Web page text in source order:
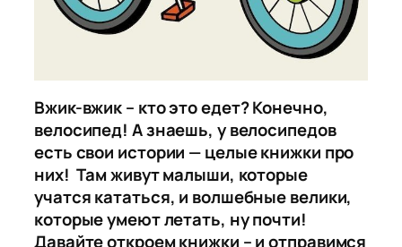
Вжик-вжик – кто это едет? Конечно,
велосипед! А знаешь, у велосипедов
есть свои истории — целые книжки про
них! Там живут малыши, которые
учатся кататься, и волшебные велики,
которые умеют летать, ну почти!
Давайте откроем книжки – и отправимся